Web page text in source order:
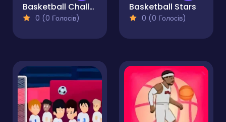
Basketball Challenge Online Game
0 (0 Голосів)
Basketball Stars
0 (0 Голосів)